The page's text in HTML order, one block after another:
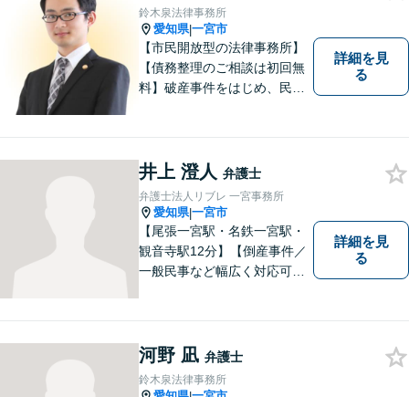
鈴木泉法律事務所
愛知県|一宮市
【市民開放型の法律事務所】
【債務整理のご相談は初回無
料】破産事件をはじめ、民事
い」という方も、まずはお気
軽にご相談ください。
詳細を見
る
井上 澄人 弁護士
弁護士法人リブレ 一宮事務所
愛知県|一宮市
【尾張一宮駅・名鉄一宮駅・
観音寺駅12分】【倒産事件／
一般民事など幅広く対応可
解決を目指します！【弁護歴1
0年以上！】
詳細を見
る
河野 凪 弁護士
鈴木泉法律事務所